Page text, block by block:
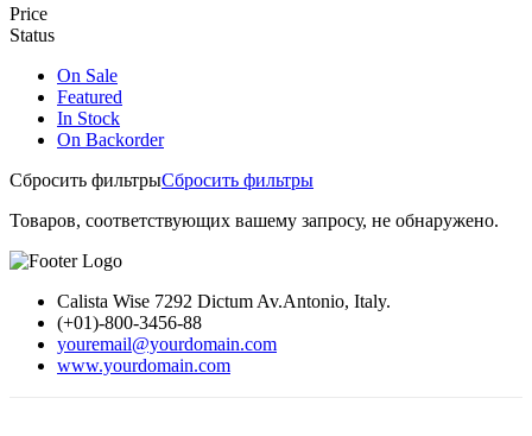
Price
Status
On Sale
Featured
In Stock
On Backorder
Сбросить фильтрыСбросить фильтры
Товаров, соответствующих вашему запросу, не обнаружено.
Calista Wise 7292 Dictum Av.Antonio, Italy.
(+01)-800-3456-88
youremail@yourdomain.com
www.yourdomain.com